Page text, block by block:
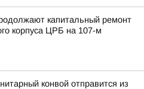
капитальный ремонт
корпуса ЦРБ на 107-м
конвой отправится из